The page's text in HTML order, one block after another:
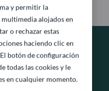
y permitir la
alojados en
o rechazar estas
haciendo clic en
botón de configuración
todas las cookies y le
en cualquier momento.